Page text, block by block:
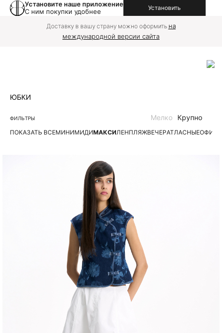
Установите наше приложение
С ним покупки удобнее
Установить
Доставку в вашу страну можно оформить на
международной версии сайта
ЮБКИ
ФИЛЬТРЫ
ПОКАЗАТЬ ВСЕМИНИМИДИМАКСИЛЕНПЛЯЖВЕЧЕРАТЛАСНЫЕОФИС
Мелко Крупно